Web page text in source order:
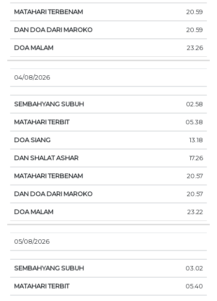
20.59
20.59
23.26
04/08/2026
02.58
05.38
13.18
17.26
20.57
20.57
23.22
05/08/2026
03.02
05.40